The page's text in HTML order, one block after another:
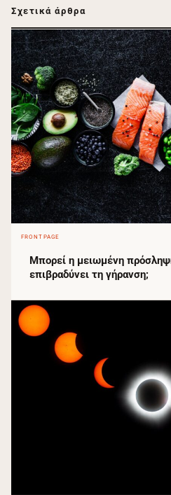
Σχετικά άρθρα
FRONTPAGE
Μπορεί η μειωμένη
επιβραδύνει τη γήρανση;